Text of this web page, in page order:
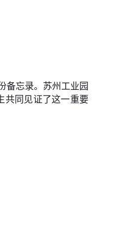
备忘录。苏州工业园
共同见证了这一重要